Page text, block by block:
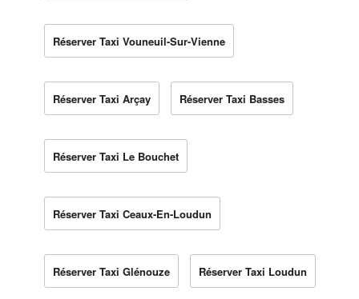
Réserver Taxi Vouneuil-Sur-Vienne
Réserver Taxi Arçay Réserver Taxi Basses
Réserver Taxi Le Bouchet
Réserver Taxi Ceaux-En-Loudun
Réserver Taxi Glénouze Réserver Taxi Loudun